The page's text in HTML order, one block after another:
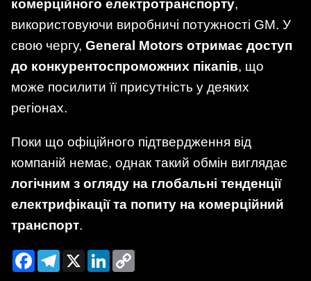
комерційного електротранспорту,
використовуючи виробничі потужності GM. У
свою чергу, General Motors отримає доступ
до конкурентоспроможних пікапів, що
може посилити її присутність у деяких
регіонах.
Поки що офіційного підтвердження від
компаній немає, однак такий обмін виглядає
логічним з огляду на глобальні тенденції
електрифікації та попиту на комерційний
транспорт.
FacebookTelegram
X LinkedIn